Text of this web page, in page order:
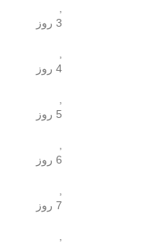
3 روز
4 روز
5 روز
6 روز
7 روز